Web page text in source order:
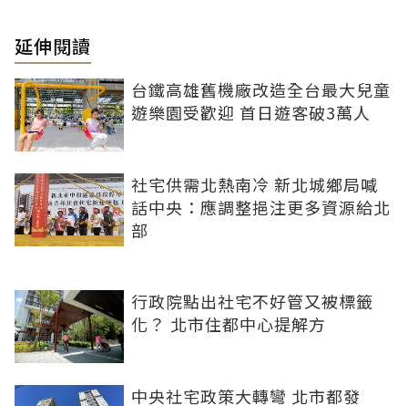
延伸閱讀
台鐵高雄舊機廠改造全台最大兒童
遊樂園受歡迎 首日遊客破3萬人
社宅供需北熱南冷 新北城鄉局喊
話中央：應調整挹注更多資源給北
部
行政院點出社宅不好管又被標籤
化？ 北市住都中心提解方
中央社宅政策大轉彎 北市都發